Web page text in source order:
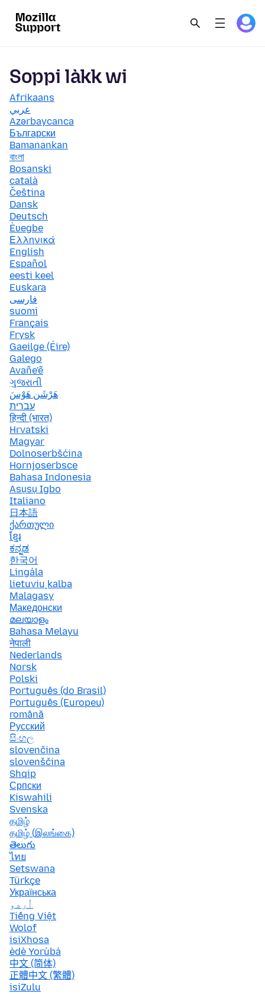
Soppi làkk wi
Afrikaans
عربي
Azərbaycanca
Български
Bamanankan
বাংলা
Bosanski
català
Čeština
Dansk
Deutsch
Èʋegbe
Ελληνικά
English
Español
eesti keel
Euskara
فارسی
suomi
Français
Frysk
Gaeilge (Éire)
Galego
Avañe'ẽ
ગુજરાતી
هَرْشَن هَوْسَ
עברית
हिन्दी (भारत)
Hrvatski
Magyar
Dolnoserbšćina
Hornjoserbsce
Bahasa Indonesia
Asụsụ Igbo
Italiano
日本語
ქართული
ខ្មែរ
ಕನ್ನಡ
한국어
Lingála
lietuvių kalba
Malagasy
Македонски
മലയാളം
Bahasa Melayu
नेपाली
Nederlands
Norsk
Polski
Português (do Brasil)
Português (Europeu)
română
Русский
සිංහල
slovenčina
slovenščina
Shqip
Српски
Kiswahili
Svenska
தமிழ்
தமிழ் (இலங்கை)
తెలుగు
ไทย
Setswana
Türkçe
Українська
اُردو
Tiếng Việt
Wolof
isiXhosa
èdè Yorùbá
中文 (简体)
正體中文 (繁體)
isiZulu